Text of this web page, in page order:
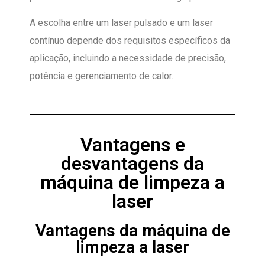
A escolha entre um laser pulsado e um laser
contínuo depende dos requisitos específicos da
aplicação, incluindo a necessidade de precisão,
potência e gerenciamento de calor.
Vantagens e
desvantagens da
máquina de limpeza a
laser
Vantagens da máquina de
limpeza a laser